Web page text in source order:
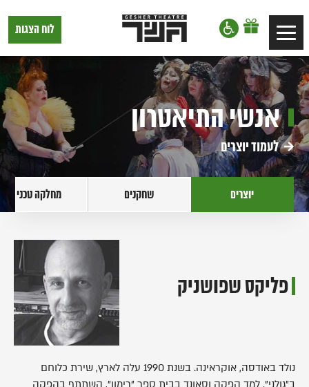
דלג לסרגל הניווט
דלג לתוכן
Toggle
navigation
תיאטרון
גשר,
בתל
אביב
לוח הצגות
אנשי התיאטרון
לעמוד יוצרים
יוצרים שחקנים מחלקה טכנית
פליקס שפושניק
נולד באודסה, אוקראינה. בשנת 1990 עלה לארץ, שירת כלוחם